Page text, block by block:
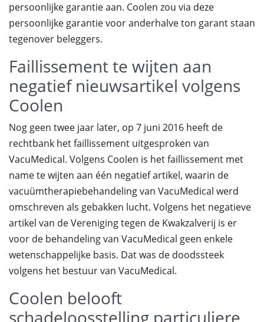
persoonlijke garantie aan. Coolen zou via deze
persoonlijke garantie voor anderhalve ton garant staan
tegenover beleggers.
Faillissement te wijten aan
negatief nieuwsartikel volgens
Coolen
Nog geen twee jaar later, op 7 juni 2016 heeft de
rechtbank het faillissement uitgesproken van
VacuMedical. Volgens Coolen is het faillissement met
name te wijten aan één negatief artikel, waarin de
vacuümtherapiebehandeling van VacuMedical werd
omschreven als gebakken lucht. Volgens het negatieve
artikel van de Vereniging tegen de Kwakzalverij is er
voor de behandeling van VacuMedical geen enkele
wetenschappelijke basis. Dat was de doodssteek
volgens het bestuur van VacuMedical.
Coolen belooft
schadeloosstelling particuliere